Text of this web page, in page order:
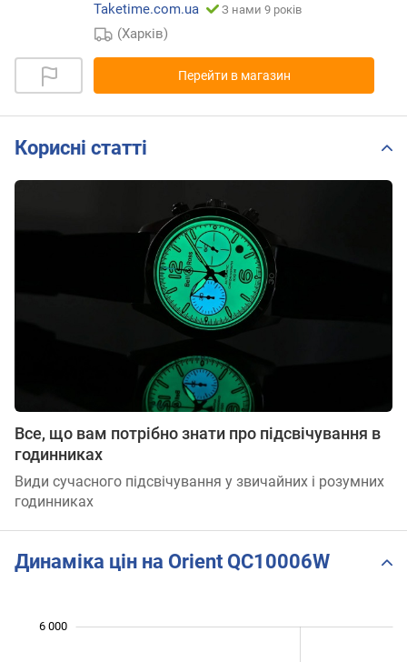
Taketime.com.ua
З нами 9 років
(Харків)
Перейти в магазин
Корисні статті
Все, що вам потрібно знати про підсвічування в
годинниках
Види сучасного підсвічування у звичайних і розумних
годинниках
Динаміка цін на Orient QC10006W
6 000